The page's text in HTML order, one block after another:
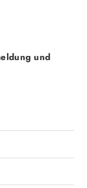
und